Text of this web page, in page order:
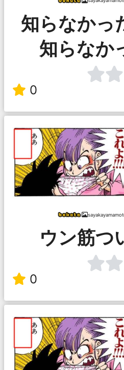
知らなかっ
知らなか
0
ウン筋つ
0